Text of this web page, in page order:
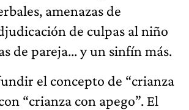
amenazas de
de culpas al niño
de pareja... y un sinfín más.
el concepto de “crianza
“crianza con apego”. El